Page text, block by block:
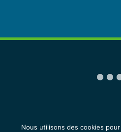
RÉSERVÉS •CGU•
Nous utilisons des cookies